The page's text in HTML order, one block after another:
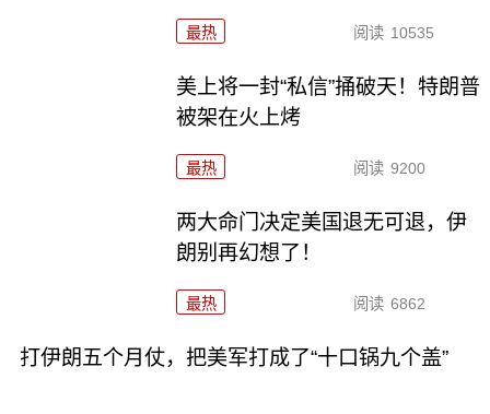
最热 阅读 10535
美上将一封“私信”捅破天！特朗普
被架在火上烤
最热 阅读 9200
两大命门决定美国退无可退，伊
朗别再幻想了！
最热 阅读 6862
打伊朗五个月仗，把美军打成了“十口锅九个盖”